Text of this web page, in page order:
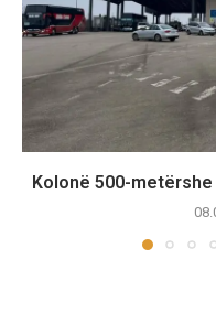
Kolonë 500-metërshe